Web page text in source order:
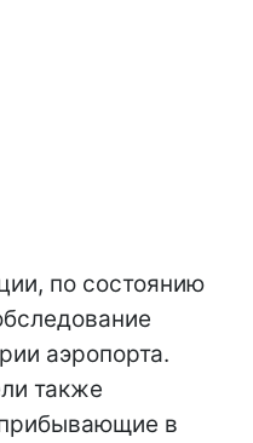
по состоянию
аэропорта.
также
в